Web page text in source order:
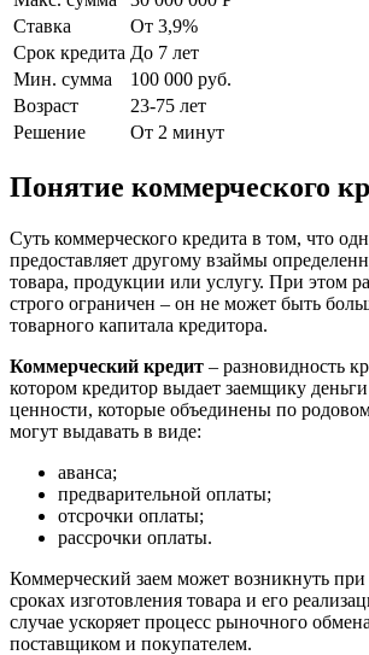
Ставка
От 3,9%
Срок кредита До 7 лет
Мин. сумма
100 000 руб.
Возраст
23-75 лет
Решение
От 2 минут
Понятие коммерческого
Суть коммерческого кредита в том, что
предоставляет другому взаймы
товара, продукции или услугу. При этом
строго ограничен – он не может быть
товарного капитала кредитора.
Коммерческий кредит – разновидность
котором кредитор выдает заемщику
ценности, которые объединены по
могут выдавать в виде:
аванса;
предварительной оплаты;
отсрочки оплаты;
рассрочки оплаты.
Коммерческий заем может возникнуть при
сроках изготовления товара и его
случае ускоряет процесс рыночного
поставщиком и покупателем.